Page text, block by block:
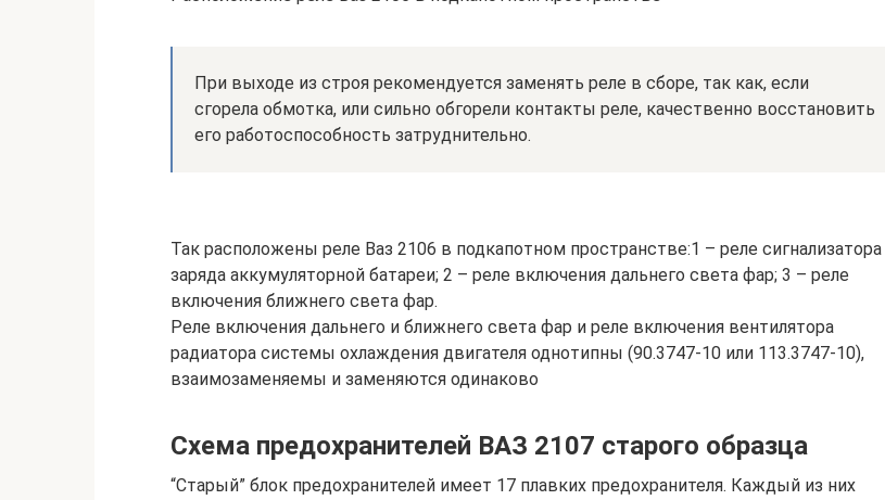
При выходе из строя рекомендуется заменять реле в сборе, так как, если
сгорела обмотка, или сильно обгорели контакты реле, качественно восстановить
его работоспособность затруднительно.
Так расположены реле Ваз 2106 в подкапотном пространстве:1 – реле сигнализатора
заряда аккумуляторной батареи; 2 – реле включения дальнего света фар; 3 – реле
включения ближнего света фар.
Реле включения дальнего и ближнего света фар и реле включения вентилятора
радиатора системы охлаждения двигателя однотипны (90.3747-10 или 113.3747-10),
взаимозаменяемы и заменяются одинаково
Схема предохранителей ВАЗ 2107 старого образца
“Старый” блок предохранителей имеет 17 плавких предохранителя. Каждый из них